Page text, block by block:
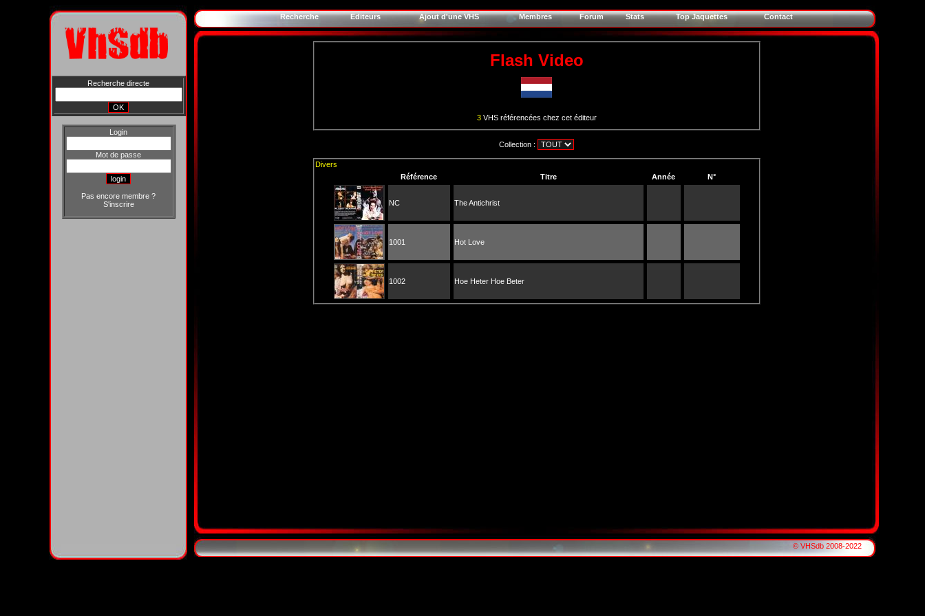
Recherche directe
Login
Mot de passe
Pas encore membre ?
S'inscrire
Recherche Editeurs Ajout d'une VHS Membres Forum Stats Top Jaquettes Contact
Flash Video
3VHS référencées chez cet éditeur
Collection :
Divers
Référence
Titre Année N°
NC The Antichrist
1001 Hot Love
1002 Hoe Heter Hoe Beter
© VHSdb 2008-2022